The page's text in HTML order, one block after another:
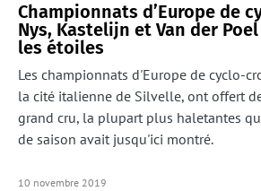
Championnats d’Europe de
Nys, Kastelijn et Van der
les étoiles
Les championnats d'Europe de cyclo-
la cité italienne de Silvelle, ont offert
grand cru, la plupart plus haletantes
de saison avait jusqu'ici montré.
10 novembre 2019